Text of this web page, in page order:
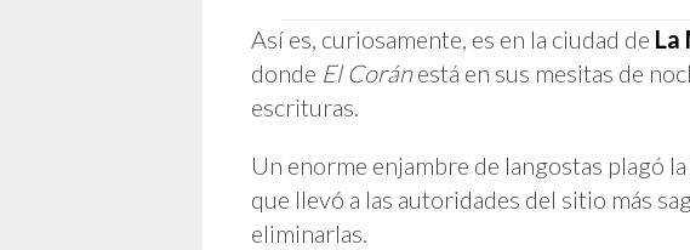
Así es, curiosamente, es en la ciudad de La
donde El Coránestá en sus mesitas de
escrituras.
Un enorme enjambre de langostas plagó
que llevó a las autoridades del sitio más
eliminarlas.